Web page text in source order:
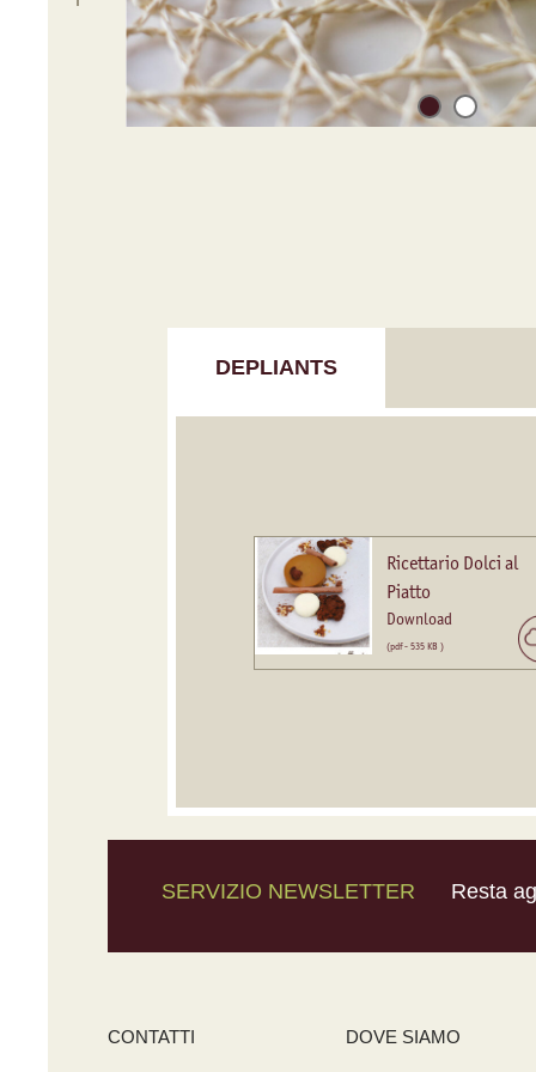
DEPLIANTS
Ricettario Dolci al
Piatto
Download
(pdf - 535 KB )
SERVIZIO NEWSLETTER Resta
CONTATTI DOVE SIAMO